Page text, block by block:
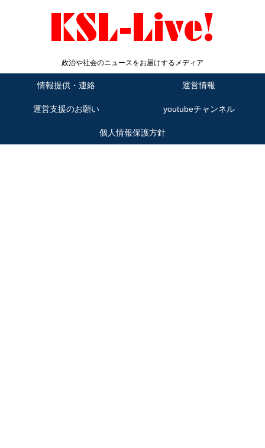
政治や社会のニュースをお届けするメディア
情報提供・連絡 運営情報
運営支援のお願い youtubeチャンネル
個人情報保護方針